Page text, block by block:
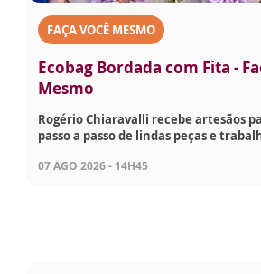
FAÇA VOCÊ MESMO
Ecobag Bordada com Fita -
Mesmo
Rogério Chiaravalli recebe artesãos
passo a passo de lindas peças e
07 AGO 2026 - 14H45